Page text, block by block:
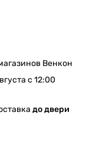
Венкон
с 12:00
до двери